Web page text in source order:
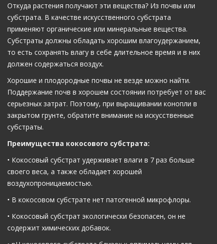
Откуда растения получают эти вещества? Из почвы или
субстрата. В качестве искусственного субстрата
применяют органические или минеральные вещества.
Субстраты должны обладать хорошим влагоудержанием,
то есть сохранять влагу в себе длительное время и в них
должен содержаться воздух.
Хорошие и плодородные почвы не везде можно найти.
Поддержание почв в хорошем состоянии потребует от вас
серьезных затрат. Поэтому, при выращивании конопли в
закрытом грунте, обратите внимание на искусственные
субстраты.
Преимущества кокосового субстрата:
• Кокосовый субстрат удерживает влаги в 7 раз больше
своего веса, а также обладает хорошей
воздухопроницаемостью.
• В кокосовом субстрате нет патогенной микрофлоры.
• Кокосовый субстрат экологически безопасен, он не
содержит химических добавок.